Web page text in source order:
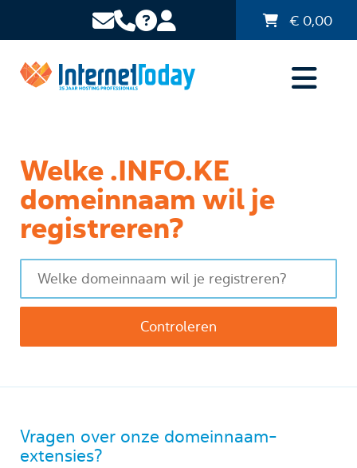
€ 0,00
Welke .INFO.KE
domeinnaam wil je
registreren?
Vragen over onze domeinnaam-
extensies?